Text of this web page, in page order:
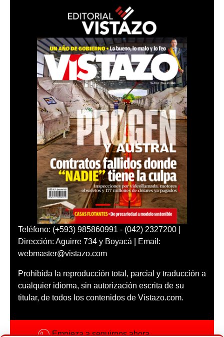
Teléfono: (+593) 985860991 - (042) 2327200 |
Dirección: Aguirre 734 y Boyacá | Email:
webmaster@vistazo.com
Prohibida la reproducción total, parcial y traducción a
cualquier idioma, sin autorización escrita de su
titular, de todos los contenidos de Vistazo.com.
Empieza a seguirnos ahora